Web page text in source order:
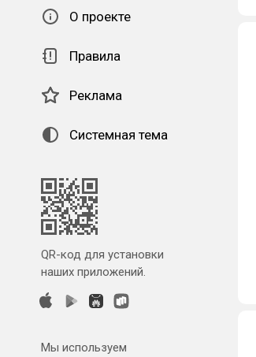
О проекте
Правила
Реклама
Системная тема
QR-код для установки
наших приложений.
Мы используем